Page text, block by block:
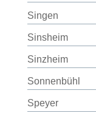
Singen
Sinsheim
Sinzheim
Sonnenbühl
Speyer